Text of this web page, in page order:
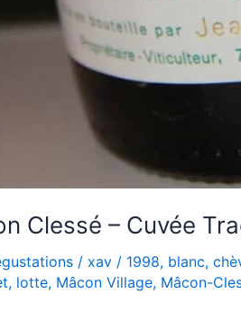
Clessé – Cuvée
/ xav / 1998, blanc,
, lotte, Mâcon Village, Mâcon-